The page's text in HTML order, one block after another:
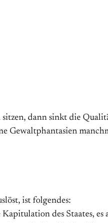
dann sinkt die
Gewaltphantasien
ist folgendes:
des Staates,